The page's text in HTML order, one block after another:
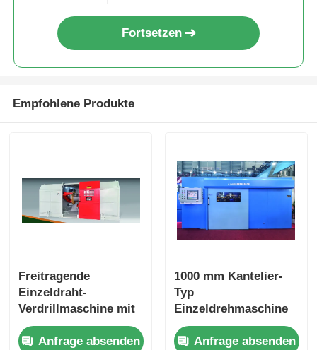
Fortsetzen
Empfohlene Produkte
Freitragende
Einzeldraht-
Verdrillmaschine mit
hydraulischer
selbstzentrierender
Anfrage absenden
1000 mm Kantelier-
Typ
Einzeldrehmaschine
mit unabhängiger
Motorsteuerung PLC
Anfrage absenden